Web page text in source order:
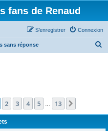
fans de Renaud
Connexion
S’enregistrer
sans réponse
c
1sur13
2 3 4 5 13